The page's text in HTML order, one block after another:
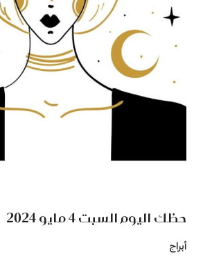
حظك اليوم السبت 4 مايو 2024
أبراج